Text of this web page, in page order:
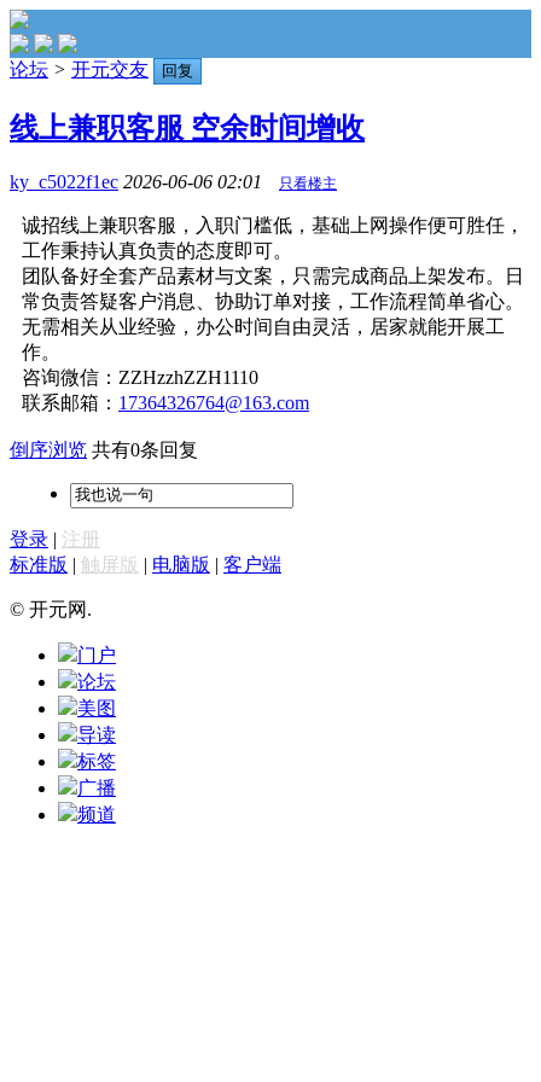
论坛 > 开元交友 回复
线上兼职客服 空余时间增收
ky_c5022f1ec 2026-06-06 02:01 只看楼主
诚招线上兼职客服，入职门槛低，基础上网操作便可胜任，
工作秉持认真负责的态度即可。
团队备好全套产品素材与文案，只需完成商品上架发布。日
常负责答疑客户消息、协助订单对接，工作流程简单省心。
无需相关从业经验，办公时间自由灵活，居家就能开展工
作。
咨询微信：ZZHzzhZZH1110
联系邮箱： 17364326764@163.com
倒序浏览 共有0条回复
登录 | 注册
标准版 | 触屏版 | 电脑版 | 客户端
© 开元网.
门户
论坛
美图
导读
标签
广播
频道